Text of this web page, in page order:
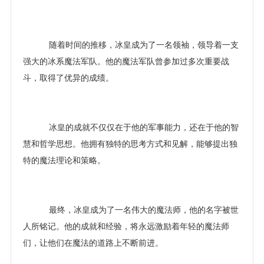
随着时间的推移，冰皇成为了一名领袖，领导着一支
强大的冰系魔法军队。他的魔法军队曾参加过多次重要战
斗，取得了优异的成绩。
冰皇的成就不仅仅在于他的军事能力，还在于他的智
慧和哲学思想。他拥有独特的思考方式和见解，能够提出独
特的魔法理论和策略。
最终，冰皇成为了一名伟大的魔法师，他的名字被世
人所铭记。他的成就和经验，将永远激励着年轻的魔法师
们，让他们在魔法的道路上不断前进。